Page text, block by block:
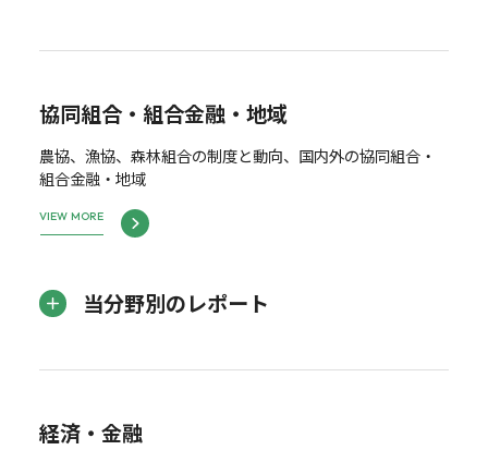
協同組合・組合金融・地域
農協、漁協、森林組合の制度と動向、国内外の協同組合・
組合金融・地域
VIEW MORE
当分野別のレポート
経済・金融